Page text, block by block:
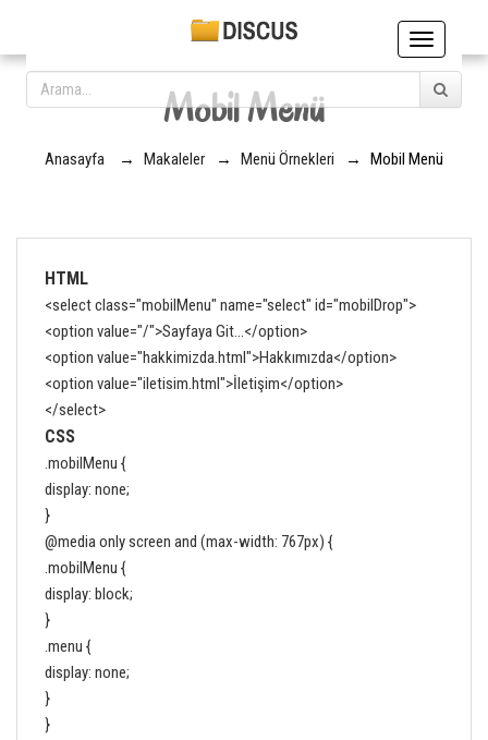
Toggle
navigation
Mobil Menü
Anasayfa → Makaleler → Menü Örnekleri → Mobil Menü
HTML
<select class="mobilMenu" name="select" id="mobilDrop">
<option value="/">Sayfaya Git...</option>
<option value="hakkimizda.html">Hakkımızda</option>
<option value="iletisim.html">İletişim</option>
</select>
CSS
.mobilMenu {
display: none;
}
@media only screen and (max-width: 767px) {
.mobilMenu {
display: block;
}
.menu {
display: none;
}
}